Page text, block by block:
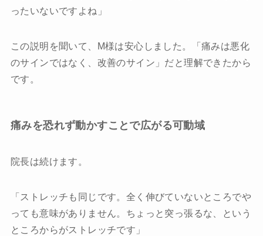
ったいないですよね」
この説明を聞いて、M様は安心しました。「痛みは悪化
のサインではなく、改善のサイン」だと理解できたから
です。
痛みを恐れず動かすことで広がる可動域
院長は続けます。
「ストレッチも同じです。全く伸びていないところでや
っても意味がありません。ちょっと突っ張るな、という
ところからがストレッチです」